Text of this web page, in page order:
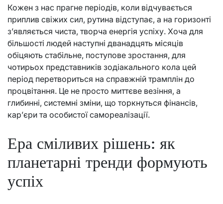
Кожен з нас прагне періодів, коли відчувається
приплив свіжих сил, рутина відступає, а на горизонті
з’являється чиста, творча енергія успіху. Хоча для
більшості людей наступні дванадцять місяців
обіцяють стабільне, поступове зростання, для
чотирьох представників зодіакального кола цей
період перетвориться на справжній трамплін до
процвітання. Це не просто миттєве везіння, а
глибинні, системні зміни, що торкнуться фінансів,
кар’єри та особистої самореалізації.
Ера сміливих рішень: як
планетарні тренди формують
успіх